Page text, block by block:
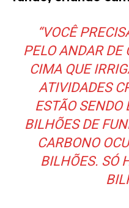
“VOCÊ
PELO ANDAR DE
CIMA QUE
ATIVIDADES
ESTÃO SENDO
BILHÕES DE
CARBONO
BILHÕES. SÓ